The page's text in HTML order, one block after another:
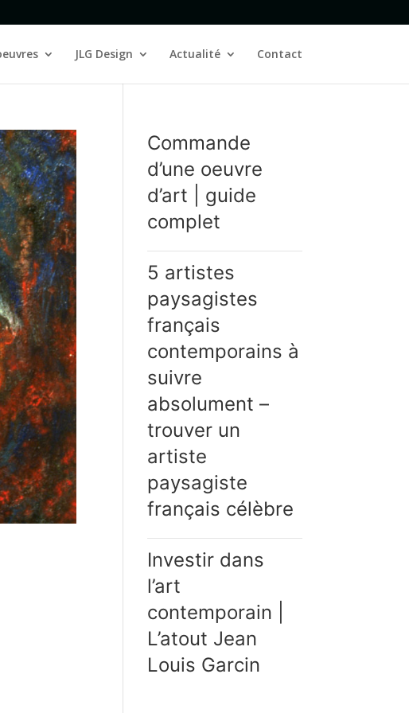
JLG Design Actualité Contact
Commande
d’une oeuvre
d’art | guide
complet
5 artistes
paysagistes
français
contemporains à
suivre
absolument –
trouver un
artiste
paysagiste
français célèbre
Investir dans
l’art
contemporain |
L’atout Jean
Louis Garcin